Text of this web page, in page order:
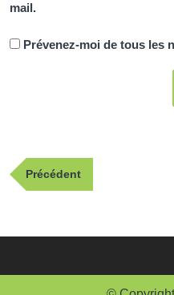
mail.
Prévenez-moi de tous les
Navigation
dePublication
précédente
Précédent